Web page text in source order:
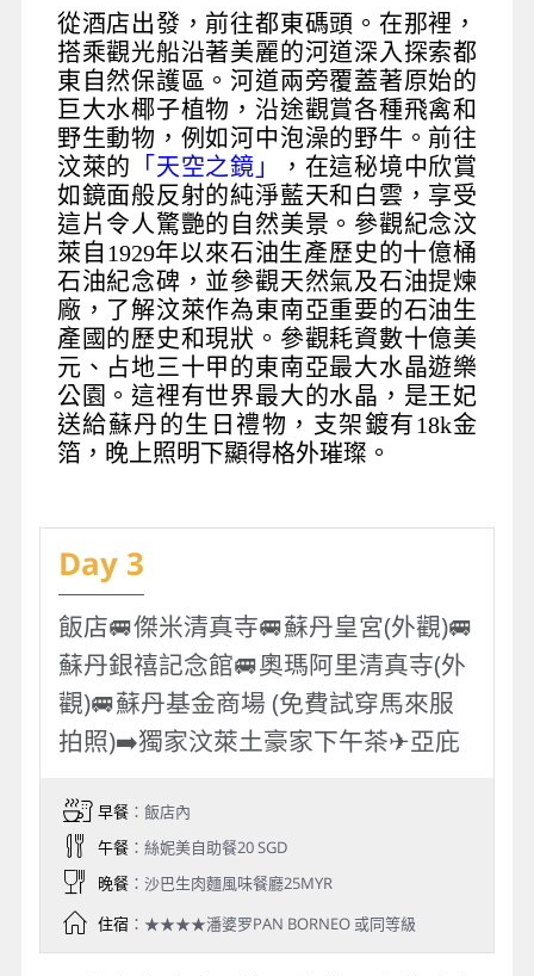
從酒店出發，前往都東碼頭。在那裡，
搭乘觀光船沿著美麗的河道深入探索都
東自然保護區。河道兩旁覆蓋著原始的
巨大水椰子植物，沿途觀賞各種飛禽和
野生動物，例如河中泡澡的野牛。前往
汶萊的
「天空之鏡」
，在這秘境中欣賞
如鏡面般反射的純淨藍天和白雲，享受
這片令人驚艷的自然美景。參觀紀念汶
萊自1929年以來石油生產歷史的十億桶
石油紀念碑，並參觀天然氣及石油提煉
廠，了解汶萊作為東南亞重要的石油生
產國的歷史和現狀。參觀耗資數十億美
元、占地三十甲的東南亞最大水晶遊樂
公園。這裡有世界最大的水晶，是王妃
送給蘇丹的生日禮物，支架鍍有18k金
箔，晚上照明下顯得格外璀璨。
Day 3
飯店🚐傑米清真寺🚐蘇丹皇宮(外觀)🚐
蘇丹銀禧記念館🚐奧瑪阿里清真寺(外
觀)🚐蘇丹基金商場 (免費試穿馬來服
拍照)➡️獨家汶萊土豪家下午茶✈亞庇
早餐：飯店內
午餐：絲妮美自助餐20 SGD
晚餐：沙巴生肉麵風味餐廳25MYR
住宿：★★★★潘婆罗PAN BORNEO 或同等級